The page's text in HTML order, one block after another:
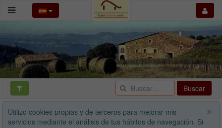
Buscar
Utilizo cookies propias y de terceros para mejorar mis
servicios mediante el análisis de tus hábitos de navegación. Si